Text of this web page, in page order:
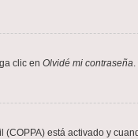
clic en Olvidé mi contraseña
está activado y